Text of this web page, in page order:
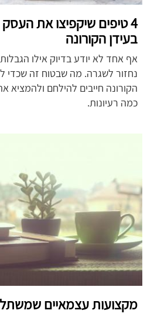
4 טיפים שיקפיצו את
בעידן הקורונה
אף אחד לא יודע בדיוק אילו
נחזור לשגרה. מה שבטוח זה שכדי
הקורונה חייבים להילחם ולהמציא
כמה רעיונות.
מקצועות עצמאיים